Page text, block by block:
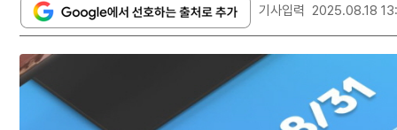
기사입력 2025.08.18